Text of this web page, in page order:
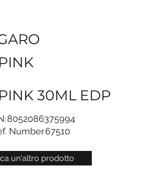
un'altro prodotto
30ML EDP
8052086375994
Number67510